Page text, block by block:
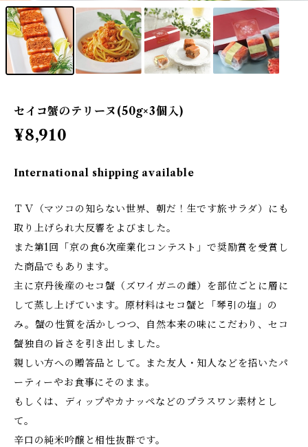
セイコ蟹のテリーヌ(50g×3個入)
¥8,910
International shipping available
ＴＶ（マツコの知らない世界、朝だ！生です旅サラダ）にも
取り上げられ大反響をよびました。
また第1回「京の食6次産業化コンテスト」で奨励賞を受賞し
た商品でもあります。
主に京丹後産のセコ蟹（ズワイガニの雌）を部位ごとに層に
して蒸し上げています。原材料はセコ蟹と「琴引の塩」の
み。蟹の性質を活かしつつ、自然本来の味にこだわり、セコ
蟹独自の旨さを引き出しました。
親しい方への贈答品として。また友人・知人などを招いたパ
ーティーやお食事にそのまま。
もしくは、ディップやカナッペなどのプラスワン素材とし
て。
辛口の純米吟醸と相性抜群です。